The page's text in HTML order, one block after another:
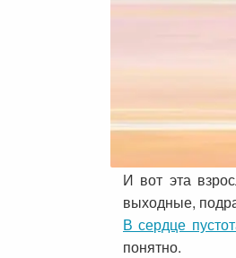
И вот эта
выходные,
В сердце
понятно.